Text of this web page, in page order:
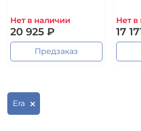
Нет в наличии
20 925 ₽
Предзаказ
Нет в
17
Era